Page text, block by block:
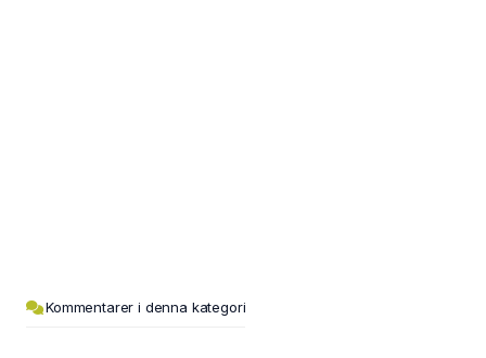
Kommentarer i denna kategori